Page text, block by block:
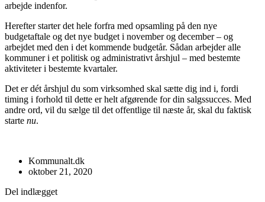
arbejde indenfor.
Herefter starter det hele forfra med opsamling på den nye
budgetaftale og det nye budget i november og december – og
arbejdet med den i det kommende budgetår. Sådan arbejder alle
kommuner i et politisk og administrativt årshjul – med bestemte
aktiviteter i bestemte kvartaler.
Det er dét årshjul du som virksomhed skal sætte dig ind i, fordi
timing i forhold til dette er helt afgørende for din salgssucces. Med
andre ord, vil du sælge til det offentlige til næste år, skal du faktisk
starte nu.
Kommunalt.dk
oktober 21, 2020
Del indlægget